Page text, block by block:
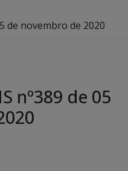
de novembro de 2020
nº389 de 05